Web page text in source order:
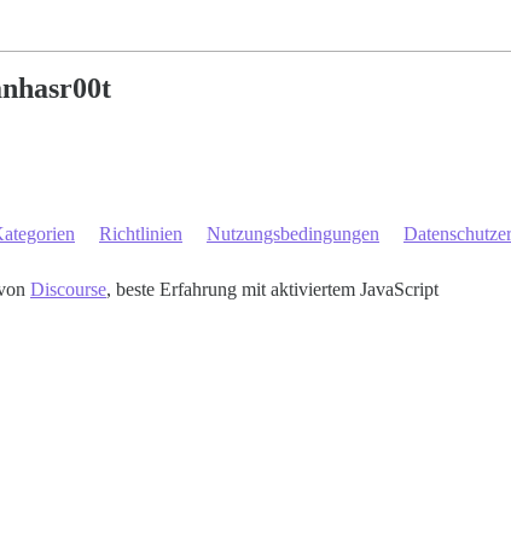
Richtlinien Nutzungsbedingungen
Discourse, beste Erfahrung mit aktiviertem JavaScript